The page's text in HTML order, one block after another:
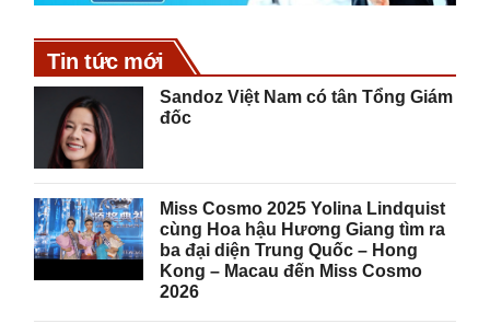
Tin tức mới
Sandoz Việt Nam có tân Tổng Giám
đốc
Miss Cosmo 2025 Yolina Lindquist
cùng Hoa hậu Hương Giang tìm ra
ba đại diện Trung Quốc – Hong
Kong – Macau đến Miss Cosmo
2026